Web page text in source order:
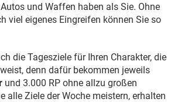
und Waffen haben als Sie. Ohne
viel eigenes Eingreifen können Sie so
die Tagesziele für Ihren Charakter, die
denn dafür bekommen jeweils
und 3.000 RP ohne allzu großen
alle Ziele der Woche meistern, erhalten